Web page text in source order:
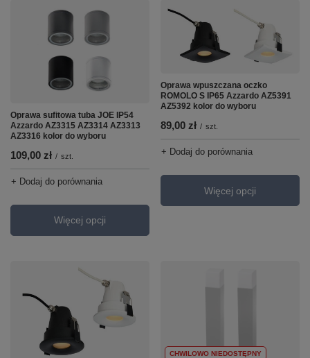
Oprawa sufitowa tuba JOE IP54
Azzardo AZ3315 AZ3314 AZ3313
AZ3316 kolor do wyboru
109,00 zł / szt.
+ Dodaj do porównania
Więcej opcji
Oprawa wpuszczana oczko
ROMOLO S IP65 Azzardo AZ5391
AZ5392 kolor do wyboru
89,00 zł / szt.
+ Dodaj do porównania
Więcej opcji
CHWILOWO NIEDOSTĘPNY